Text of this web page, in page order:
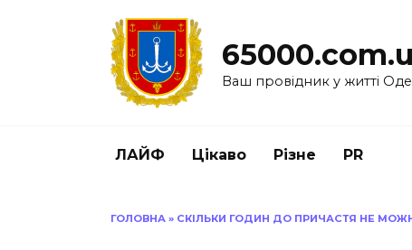
Ваш провідник у житті
ЛАЙФ Цікаво Різне PR
ГОЛОВНА » СКІЛЬКИ ГОДИН ДО ПРИЧАСТЯ НЕ